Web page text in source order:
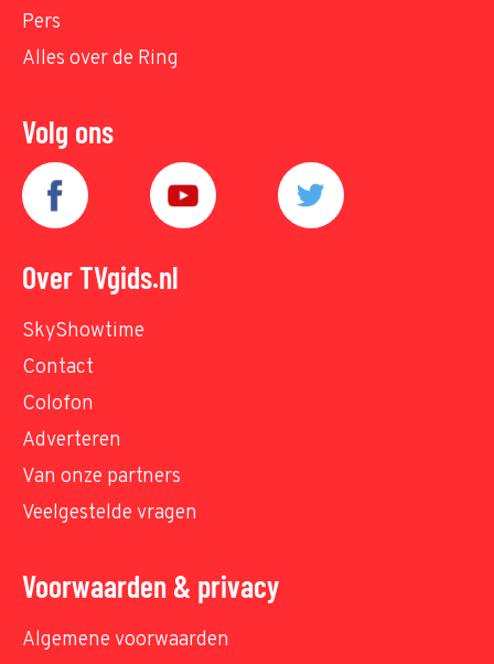
Pers
Alles over de Ring
Volg ons
Over TVgids.nl
SkyShowtime
Contact
Colofon
Adverteren
Van onze partners
Veelgestelde vragen
Voorwaarden & privacy
Algemene voorwaarden